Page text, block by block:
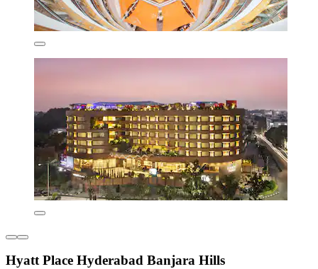
Hyatt Place Hyderabad Banjara Hills